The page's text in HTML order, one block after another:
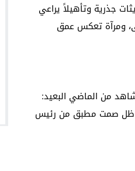
جذرية وتأهيلاً يراعي
ومرآة تعكس عمق
من الماضي البعيد:
في ظل صمت مطبق من رئيس